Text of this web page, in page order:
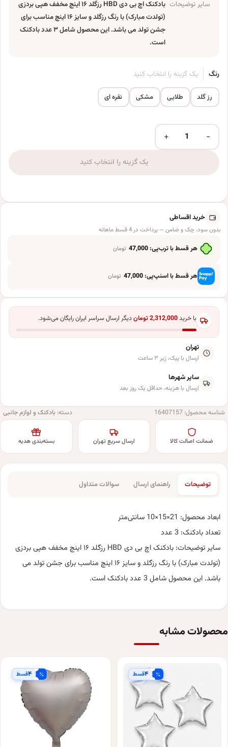
سایر توضیحات
بادکنک اچ بی دی HBD رزگلد ۱۶ اینچ مخفف هپی بردزی
(تولدت مبارک) با رنگ رزگلد و سایز ۱۶ اینچ مناسب برای
جشن تولد می باشد. این محصول شامل ۳ عدد بادکنک
است.
رنگ یک گزینه را انتخاب کنید
رز گلد طلایی مشکی نقره ای
بادکنک مدل فویلی HBD کد rosegoldHBD16inch مجموعه 3 عددی عدد
−
+
یک گزینه را انتخاب کنید
خرید اقساطی
بدون سود، چک و ضامن — پرداخت در 4 قسط ماهانه
هر قسط با ترب‌پی:47,000 تومان
هر قسط با اسنپ‌پی:47,000 تومان
با خرید2,312,000توماندیگر ارسال سراسر ایران رایگان می‌شود.
تهران
ارسال با پیک، زیر ۳ ساعت
سایر شهرها
ارسال با هزینه، حداقل یک روز بعد
شناسه محصول: 16407157 دسته: بادکنک و لوازم جانبی
ضمانت اصالت کالا ارسال سریع تهران بسته‌بندی هدیه
توضیحات راهنمای ارسال سوالات متداول
ابعاد محصول: 21×15×10 سانتی‌متر
تعداد بادکنک: 3 عدد
سایر توضیحات: بادکنک اچ بی دی HBD رزگلد ۱۶ اینچ مخفف هپی بردزی
(تولدت مبارک) با رنگ رزگلد و سایز ۱۶ اینچ مناسب برای جشن تولد می
باشد. این محصول شامل 3 عدد بادکنک است.
محصولات مشابه
۴قسط ۴قسط